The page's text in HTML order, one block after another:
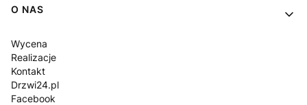
O NAS
Wycena
Realizacje
Kontakt
Drzwi24.pl
Facebook